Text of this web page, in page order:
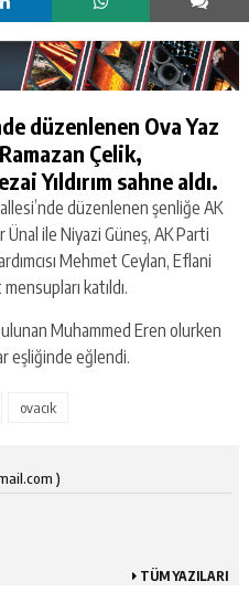
düzenlenen Ova Yaz
Çelik,
Yıldırım sahne aldı.
düzenlenen şenliğe AK
ile Niyazi Güneş, AK Parti
Mehmet Ceylan, Eflani
katıldı.
Muhammed Eren olurken
eşliğinde eğlendi.
ovacık
)
TÜM YAZILARI